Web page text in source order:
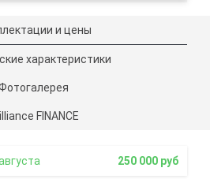
и цены
характеристики
FINANCE
250 000 руб